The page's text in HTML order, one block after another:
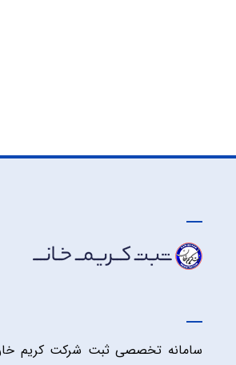
سامانه تخصصی ثبت شرکت کریم